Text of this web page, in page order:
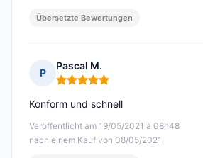
Übersetzte Bewertungen
P
Pascal M.
Hinweis: 5 von 5
Veröffentlicht am 19/05/2021 à 08h48
nach einem Kauf von 08/05/2021
Konform und schnell